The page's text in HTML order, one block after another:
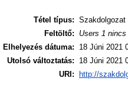
Tétel típus: Szakdolgozat
Feltöltő:
Users 1 nincs
Elhelyezés dátuma:
18 Júni 2021
Utolsó változtatás:
18 Júni 2021
URI:
http://